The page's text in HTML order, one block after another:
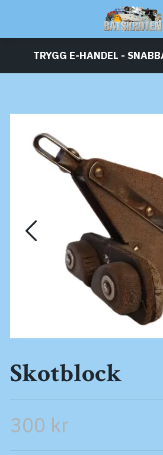
TRYGG E-HANDEL -
Skotblock
300 kr